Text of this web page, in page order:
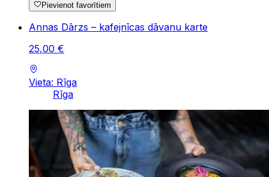
Pievienot favorītiem
Annas Dārzs – kafejnīcas dāvanu karte
25,00 €
Vieta: Rīga
Rīga